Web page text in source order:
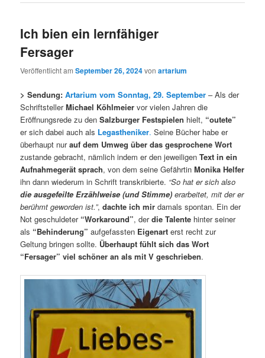
Ich bien ein lernfähiger
Fersager
Veröffentlicht amSeptember 26, 2024vonartarium
> Sendung:Artarium vom Sonntag, 29. September – Als der
SchriftstellerMichael Köhlmeier vor vielen Jahren die
Eröffnungsrede zu denSalzburger Festspielen hielt, “outete”
er sich dabei auch als Legastheniker. Seine Bücher habe er
überhaupt nurauf dem Umweg über das gesprochene Wort
zustande gebracht, nämlich indem er den jeweiligenText in ein
Aufnahmegerät sprach, von dem seine GefährtinMonika Helfer
ihn dann wiederum in Schrift transkribierte. “So hat er sich also
die ausgefeilte Erzählweise (und Stimme) erarbeitet, mit der er
berühmt geworden ist.”,dachte ich mir damals spontan. Ein der
Not geschuldeter “Workaround”, derdie Talente hinter seiner
als “Behinderung” aufgefassten Eigenart erst recht zur
Geltung bringen sollte. Überhaupt fühlt sich das Wort
“Fersager” viel schöner an als mit V geschrieben.